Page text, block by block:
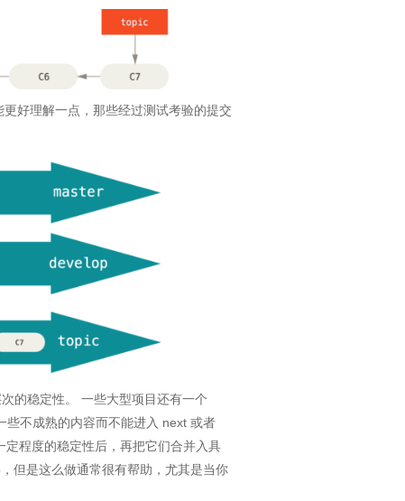
好理解一点，那些经过测试考验的提交
的稳定性。 一些大型项目还有一个
不成熟的内容而不能进入 next 或者
程度的稳定性后，再把它们合并入具
但是这么做通常很有帮助，尤其是当你